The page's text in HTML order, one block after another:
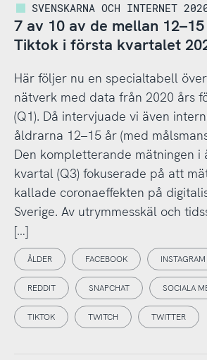
SVENSKARNA OCH INTERNET
7 av 10 av de mellan
Tiktok i första kvartalet
Här följer nu en specialtabell
nätverk med data från 2020 års
(Q1). Då intervjuade vi även
åldrarna 12–15 år (med
Den kompletterande mätningen i
kvartal (Q3) fokuserade på att
kallade coronaeffekten på
Sverige. Av utrymmesskäl och
[…]
ÅLDER FACEBOOK INSTAGRAM
REDDIT SNAPCHAT SOCIALA
TIKTOK TWITCH TWITTER